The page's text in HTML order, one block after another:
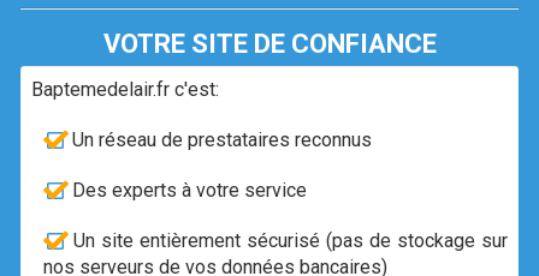
VOTRE SITE DE CONFIANCE
Baptemedelair.fr c'est:
Un réseau de prestataires reconnus
Des experts à votre service
Un site entièrement sécurisé (pas de stockage sur
nos serveurs de vos données bancaires)